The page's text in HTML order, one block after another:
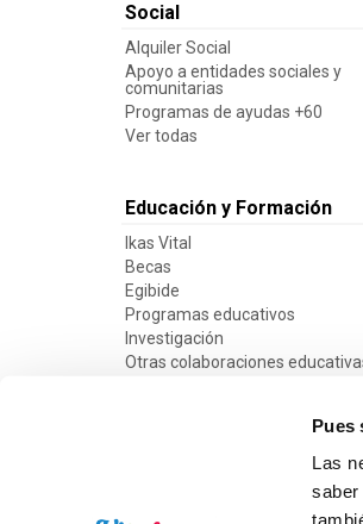
Pues
Las
Social
Alquiler Social
Apoyo a entidades sociales y
comunitarias
Programas de ayudas +60
Ver todas
Educación y Formación
Ikas Vital
Becas
Egibide
Programas educativos
Investigación
Otras colaboraciones